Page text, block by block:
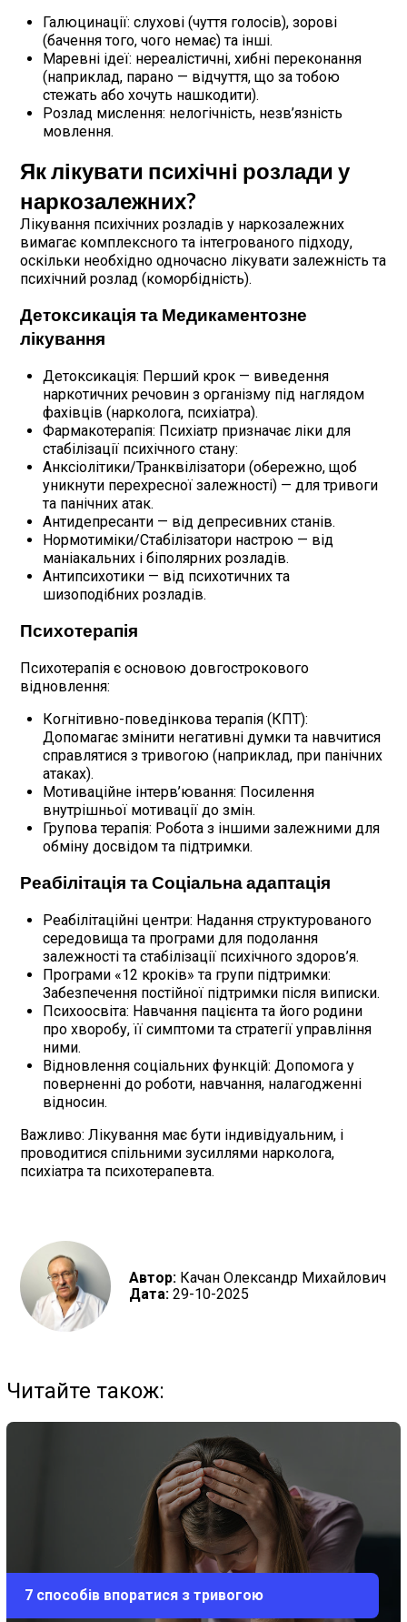
Галюцинації: слухові (чуття голосів), зорові
(бачення того, чого немає) та інші.
Маревні ідеї: нереалістичні, хибні переконання
(наприклад, парано — відчуття, що за тобою
стежать або хочуть нашкодити).
Розлад мислення: нелогічність, незв’язність
мовлення.
Як лікувати психічні розлади у
наркозалежних?
Лікування психічних розладів у наркозалежних
вимагає комплексного та інтегрованого підходу,
оскільки необхідно одночасно лікувати залежність та
психічний розлад (коморбідність).
Детоксикація та Медикаментозне
лікування
Детоксикація: Перший крок — виведення
наркотичних речовин з організму під наглядом
фахівців (нарколога, психіатра).
Фармакотерапія: Психіатр призначає ліки для
стабілізації психічного стану:
Анксіолітики/Транквілізатори (обережно, щоб
уникнути перехресної залежності) — для тривоги
та панічних атак.
Антидепресанти — від депресивних станів.
Нормотиміки/Стабілізатори настрою — від
маніакальних і біполярних розладів.
Антипсихотики — від психотичних та
шизоподібних розладів.
Психотерапія
Психотерапія є основою довгострокового
відновлення:
Когнітивно-поведінкова терапія (КПТ):
Допомагає змінити негативні думки та навчитися
справлятися з тривогою (наприклад, при панічних
атаках).
Мотиваційне інтерв’ювання: Посилення
внутрішньої мотивації до змін.
Групова терапія: Робота з іншими залежними для
обміну досвідом та підтримки.
Реабілітація та Соціальна адаптація
Реабілітаційні центри: Надання структурованого
середовища та програми для подолання
залежності та стабілізації психічного здоров’я.
Програми «12 кроків» та групи підтримки:
Забезпечення постійної підтримки після виписки.
Психоосвіта: Навчання пацієнта та його родини
про хворобу, її симптоми та стратегії управління
ними.
Відновлення соціальних функцій: Допомога у
поверненні до роботи, навчання, налагодженні
відносин.
Важливо: Лікування має бути індивідуальним, і
проводитися спільними зусиллями нарколога,
психіатра та психотерапевта.
Автор: Качан Олександр Михайлович
Дата:29-10-2025
Читайте також:
7 способів впоратися з тривогою